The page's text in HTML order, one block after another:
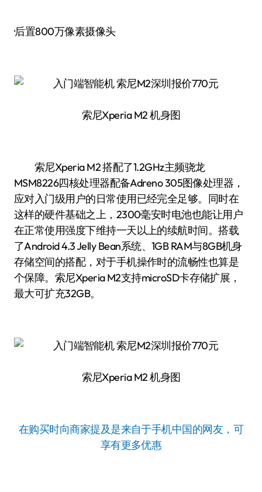
·后置800万像素摄像头
索尼Xperia M2 机身图
索尼Xperia M2 搭配了1.2GHz主频骁龙
MSM8226四核处理器配备Adreno 305图像处理器，
应对入门级用户的日常使用已经完全足够。同时在
这样的硬件基础之上，2300毫安时电池也能让用户
在正常使用强度下维持一天以上的续航时间。搭载
了Android 4.3 Jelly Bean系统、1GB RAM与8GB机身
存储空间的搭配，对于手机操作时的流畅性也算是
个保障。索尼Xperia M2支持microSD卡存储扩展，
最大可扩充32GB。
索尼Xperia M2 机身图
在购买时向商家提及是来自于手机中国的网友，可
享有更多优惠